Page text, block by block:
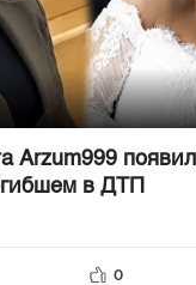
Arzum999
в ДТП
0